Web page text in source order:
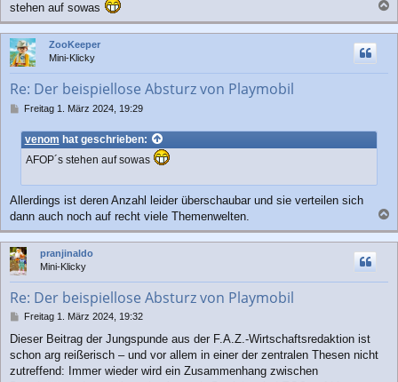
stehen auf sowas
a
c
ZooKeeper
Mini-Klicky
Re: Der beispiellose Absturz von Playmobil
B
i
t
g
Freitag 1. März 2024, 19:29
venom hat geschrieben:
AFOP´s stehen auf sowas
Allerdings ist deren Anzahl leider überschaubar und sie verteilen sich
dann auch noch auf recht viele Themenwelten.
a
c
pranjinaldo
Mini-Klicky
Re: Der beispiellose Absturz von Playmobil
B
i
t
r
Freitag 1. März 2024, 19:32
Dieser Beitrag der Jungspunde aus der F.A.Z.-Wirtschaftsredaktion ist
schon arg reißerisch – und vor allem in einer der zentralen Thesen nicht
zutreffend: Immer wieder wird ein Zusammenhang zwischen